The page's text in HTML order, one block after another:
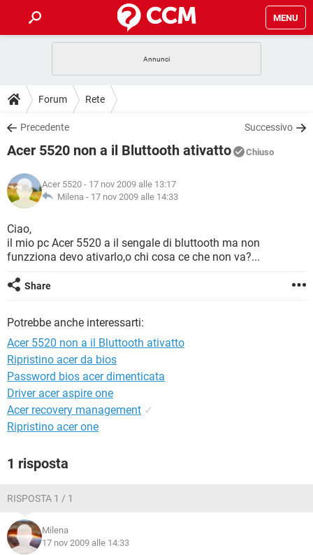
MENU
INTRATTENIMENTO
iOS
INSTAGRAM WHATSAPP
TIKTOK
HARDWARE
GUIDE
COVID-19
INSTAGRAM WHATSAPP
TIKTOK
HARDWARE
DOWNLOAD
COVID-19 GAMING
INTRATTENIMENTO
iOS WINDOWS 10
INSTAGRAM
TIKTOK FACEBOOK
COVID-19 GAMING
INTRATTENIMENTO
iOS
INSTAGRAM WHATSAPP
TIKTOK
GLOSSARIO
COVID-19
INTRATTENIMENTO ANDROID
INSTAGRAM
TIKTOK
HARDWARE
Forum Rete
Precedente Successivo
Acer 5520 non a il Bluttooth ativatto Chiuso
Acer 5520 - 17 nov 2009 alle 13:17
Milena - 17 nov 2009 alle 14:33
Ciao,
il mio pc Acer 5520 a il sengale di bluttooth ma non
funzziona devo ativarlo,o chi cosa ce che non va?...
Share
Potrebbe anche interessarti:
Acer 5520 non a il Bluttooth ativatto
Ripristino acer da bios
Password bios acer dimenticata
Driver acer aspire one
Acer recovery management ✓
Ripristino acer one
1 risposta
RISPOSTA 1 / 1
Milena
17 nov 2009 alle 14:33